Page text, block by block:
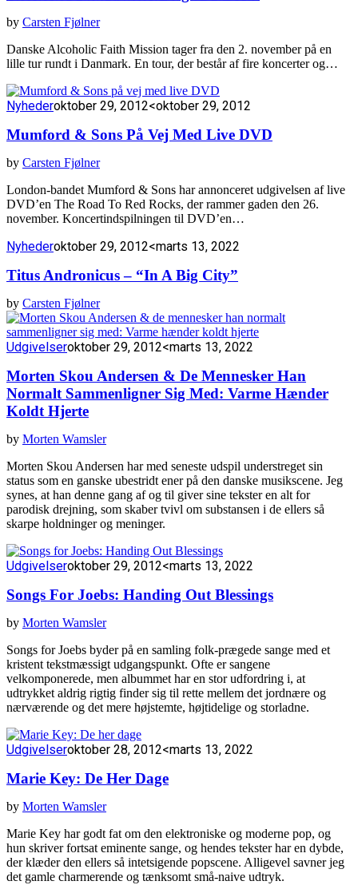
by Carsten Fjølner
Danske Alcoholic Faith Mission tager fra den 2. november på en
lille tur rundt i Danmark. En tour, der består af fire koncerter og…
Nyhederoktober 29, 2012<oktober 29, 2012
Mumford & Sons På Vej Med Live DVD
by Carsten Fjølner
London-bandet Mumford & Sons har annonceret udgivelsen af live
DVD’en The Road To Red Rocks, der rammer gaden den 26.
november. Koncertindspilningen til DVD’en…
Nyhederoktober 29, 2012<marts 13, 2022
Titus Andronicus – “In A Big City”
by Carsten Fjølner
Udgivelseroktober 29, 2012<marts 13, 2022
Morten Skou Andersen & De Mennesker Han
Normalt Sammenligner Sig Med: Varme Hænder
Koldt Hjerte
by Morten Wamsler
Morten Skou Andersen har med seneste udspil understreget sin
status som en ganske ubestridt ener på den danske musikscene. Jeg
synes, at han denne gang af og til giver sine tekster en alt for
parodisk drejning, som skaber tvivl om substansen i de ellers så
skarpe holdninger og meninger.
Udgivelseroktober 29, 2012<marts 13, 2022
Songs For Joebs: Handing Out Blessings
by Morten Wamsler
Songs for Joebs byder på en samling folk-prægede sange med et
kristent tekstmæssigt udgangspunkt. Ofte er sangene
velkomponerede, men albummet har en stor udfordring i, at
udtrykket aldrig rigtig finder sig til rette mellem det jordnære og
nærværende og det mere højstemte, højtidelige og storladne.
Udgivelseroktober 28, 2012<marts 13, 2022
Marie Key: De Her Dage
by Morten Wamsler
Marie Key har godt fat om den elektroniske og moderne pop, og
hun skriver fortsat eminente sange, og hendes tekster har en dybde,
der klæder den ellers så intetsigende popscene. Alligevel savner jeg
det gamle charmerende og tænksomt små-naive udtryk.